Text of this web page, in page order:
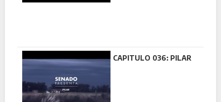
CAPITULO 036: PILAR